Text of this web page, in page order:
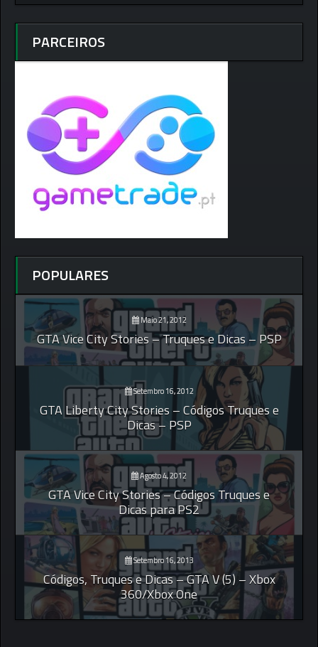
PARCEIROS
POPULARES
Maio 21, 2012
GTA Vice City Stories – Truques e Dicas – PSP
Setembro 16, 2012
GTA Liberty City Stories – Códigos Truques e
Dicas – PSP
Agosto 4, 2012
GTA Vice City Stories – Códigos Truques e
Dicas para PS2
Setembro 16, 2013
Códigos, Truques e Dicas – GTA V (5) – Xbox
360/Xbox One